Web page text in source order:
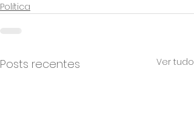
Política
Posts recentes Ver tudo